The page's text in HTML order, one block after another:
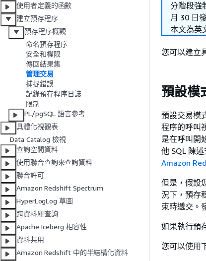
使用者定義的函數
建立預存程序
預存程序概觀
命名預存程序
安全和權限
傳回結果集
管理交易
捕捉錯誤
記錄預存程序日誌
限制
PL/pgSQL 語言參考
具體化視觀表
Data Catalog 檢視
查詢空間資料
使用聯合查詢來查詢資料
聯合許可
Amazon Redshift Spectrum
HyperLogLog 草圖
跨資料庫查詢
Apache Iceberg 相容性
資料共用
Amazon Redshift 中的半結構化資料
分階段強
月 30 日
本文為英
您可以建立
預設模
預設交易模
程序的呼叫
是在呼叫開
他 SQL 陳
Amazon
但是，假設
況下，預存
束時遞交。
如果執行預
您可以使用